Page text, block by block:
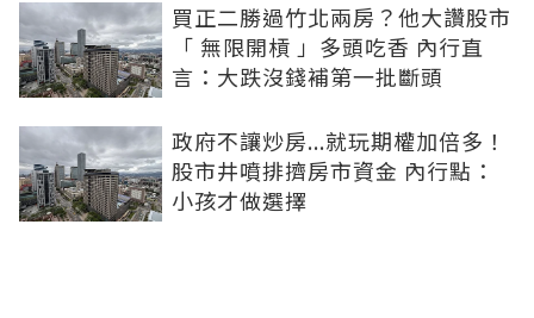
買正二勝過竹北兩房？他大讚股市
「 無限開槓 」多頭吃香 內行直
言：大跌沒錢補第一批斷頭
政府不讓炒房...就玩期權加倍多！
股市井噴排擠房市資金 內行點：
小孩才做選擇